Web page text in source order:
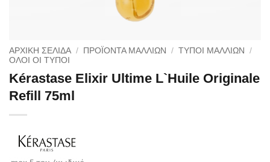
ΑΡΧΙΚΉ ΣΕΛΊΔΑ / ΠΡΟΪΟΝΤΑ ΜΑΛΛΙΩΝ / ΤΥΠΟΙ ΜΑΛΛΙΩΝ
/
ΌΛΟΙ ΟΙ ΤΎΠΟΙ
Kérastase Elixir Ultime L`Huile Originale
Refill 75ml